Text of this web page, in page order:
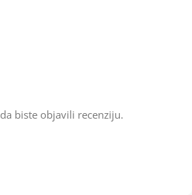
da biste objavili recenziju.